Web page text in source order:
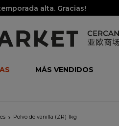
alta. Gracias!
MÁS VENDIDOS
 Polvo de vanilla (ZR) 1kg